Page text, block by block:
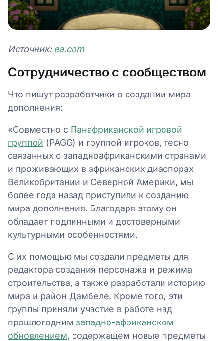
Источник: ea.com
Сотрудничество с сообществом
Что пишут разработчики о создании мира
дополнения:
«Совместно с Панафриканской игровой
группой (PAGG) и группой игроков, тесно
связанных с западноафриканскими странами
и проживающих в африканских диаспорах
Великобритании и Северной Америки, мы
более года назад приступили к созданию
мира дополнения. Благодаря этому он
обладает подлинными и достоверными
культурными особенностями.
С их помощью мы создали предметы для
редактора создания персонажа и режима
строительства, а также разработали историю
мира и район Дамбеле. Кроме того, эти
группы приняли участие в работе над
прошлогодним западно-африканском
обновлением, содержащем новые предметы